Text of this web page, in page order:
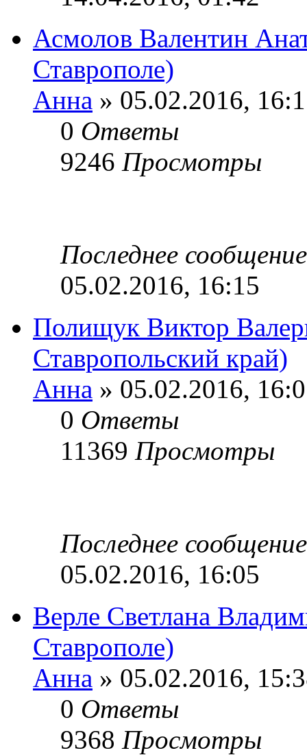
Асмолов Валентин
Ставрополе)
Анна » 05.02.2016,
0 Ответы
9246 Просмотры
Последнее
05.02.2016, 16:15
Полищук Виктор
Ставропольский край)
Анна » 05.02.2016,
0 Ответы
11369 Просмотры
Последнее
05.02.2016, 16:05
Верле Светлана
Ставрополе)
Анна » 05.02.2016,
0 Ответы
9368 Просмотры